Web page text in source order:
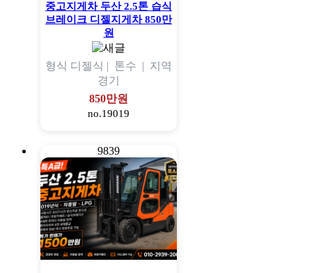
중고지게차 두산 2.5톤 습식
브레이크 디젤지게차 850만
원
형식 디젤식 | 톤수 | 지역
경기
850만원
no.19019
9839